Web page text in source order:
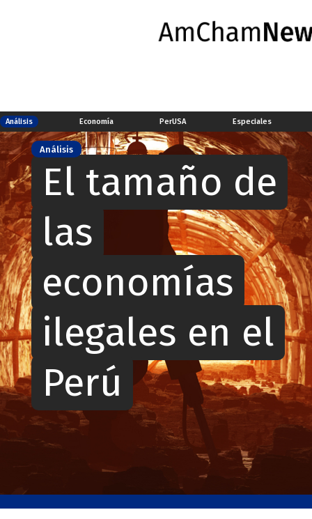
Análisis Economía PerUSA Especiales
Análisis
El tamaño de
las
economías
ilegales en el
Perú